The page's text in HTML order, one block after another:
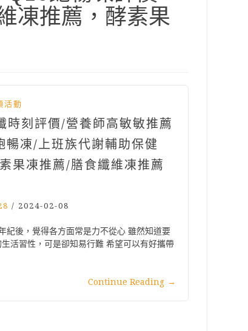
凍推薦，酵素果
活動
刻評價/營養師高敏敏推薦
暢凍/上班族代謝輔助保健
果凍推薦/膳食纖維凍推薦
/ 2024-02-08
紀後，覺得各方面常是力不從心 雖然知道要
活習性，可是卻知易行難 希望可以有好攜帶
Continue Reading →